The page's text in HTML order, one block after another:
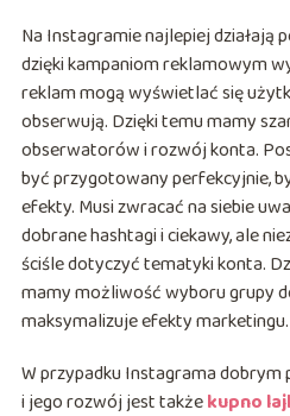
Na Instagramie najlepiej działają
dzięki kampaniom reklamowym
reklam mogą wyświetlać się
obserwują. Dzięki temu mamy
obserwatorów i rozwój konta.
być przygotowany perfekcyjnie,
efekty. Musi zwracać na siebie
dobrane hashtagi i ciekawy, ale
ściśle dotyczyć tematyki konta.
mamy możliwość wyboru grupy
maksymalizuje efekty marketingu.
W przypadku Instagrama dobrym
i jego rozwój jest takżekupno